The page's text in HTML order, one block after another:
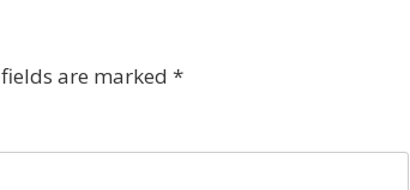
are marked *